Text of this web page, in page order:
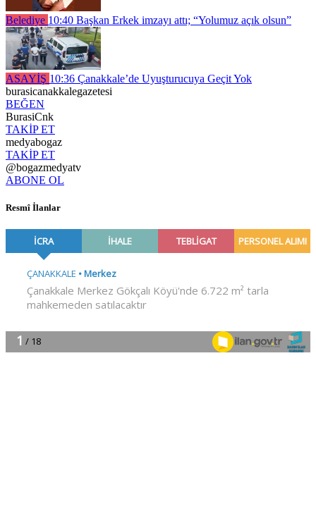
Belediye 10:40 Başkan Erkek imzayı attı; “Yolumuz açık olsun”
ASAYİŞ 10:36 Çanakkale’de Uyuşturucuya Geçit Yok
burasicanakkalegazetesi
BEĞEN
BurasiCnk
TAKİP ET
medyabogaz
TAKİP ET
@bogazmedyatv
ABONE OL
Resmî İlanlar